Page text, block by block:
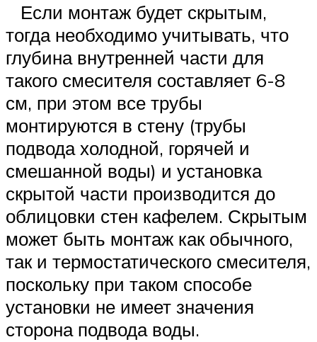
Если монтаж будет скрытым,
тогда необходимо учитывать, что
глубина внутренней части для
такого смесителя составляет 6-8
см, при этом все трубы
монтируются в стену (трубы
подвода холодной, горячей и
смешанной воды) и установка
скрытой части производится до
облицовки стен кафелем. Скрытым
может быть монтаж как обычного,
так и термостатического смесителя,
поскольку при таком способе
установки не имеет значения
сторона подвода воды.